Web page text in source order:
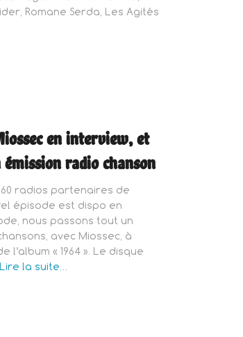
Romane Serda, Les Agités
en interview, et
radio chanson
radios partenaires de
épisode est dispo en
nous passons tout un
avec Miossec, à
l’album « 1964 ». Le disque
Lire la suite…